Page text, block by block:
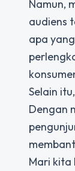
Namun,
audiens
apa
Selain
Dengan
Mari kita